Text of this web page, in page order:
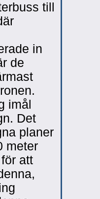
till
in
de
imål
Det
planer
meter
att